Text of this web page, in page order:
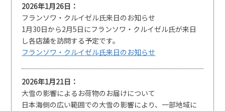
2026年1月26日
フランソワ・クルイゼル氏来日のお知らせ
1月30日から2月5日にフランソワ・クルイゼル氏が来日
し各店舗を訪問する予定です。
フランソワ・クルイゼル氏来日のお知らせ
2026年1月21日
大雪の影響によるお荷物のお届けについて
日本海側の広い範囲での大雪の影響により、一部地域に